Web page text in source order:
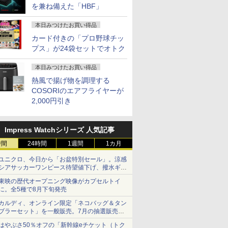
を兼ね備えた「HBF」
本日みつけたお買い得品
カード付きの「プロ野球チッ
プス」が24袋セットでオトク
本日みつけたお買い得品
熱風で揚げ物を調理する
COSORIのエアフライヤーが
2,000円引き
Impress Watchシリーズ 人気記事
24時間 1週間 1カ月
ニクロ、今日から「お盆特別セール」。涼感
アサッカーワンピース待望値下げ、撥水ギア
ョーツは1990円に
映の歴代オープニング映像がカプセルトイ
。全5種で8月下旬発売
ルディ、オンライン限定「ネコバッグ＆タン
ラーセット」を一般販売。7月の抽選販売の
選無効分
やぶさ50％オフの「新幹線eチケット（トク